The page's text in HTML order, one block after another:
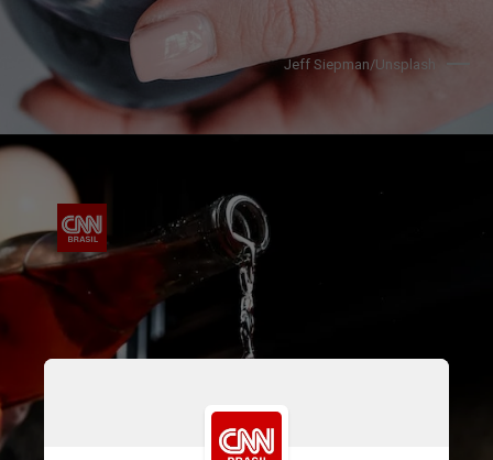
Jeff Siepman/Unsplash